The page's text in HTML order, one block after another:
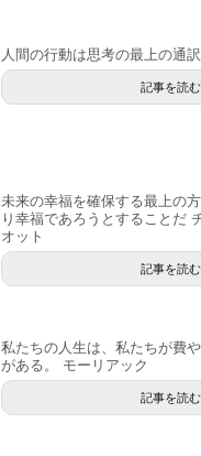
人間の行動は思考の最上の通
記事を読む
未来の幸福を確保する最上の
り幸福であろうとすることだ
オット
記事を読む
私たちの人生は、私たちが費
がある。 モーリアック
記事を読む